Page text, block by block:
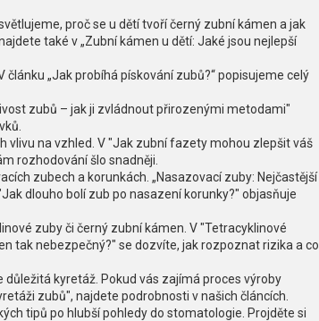
proč se u dětí tvoří černý zubní kámen a jak
také v „Zubní kámen u dětí: Jaké jsou nejlepší
„Jak probíhá pískování zubů?“ popisujeme celý
zubů – jak ji zvládnout přirozenými metodami"
vlivu na vzhled. V "Jak zubní fazety mohou zlepšit váš
rozhodování šlo snadněji.
zubech a korunkách. „Nasazovací zuby: Nejčastější
dlouho bolí zub po nasazení korunky?" objasňuje
zuby či černý zubní kámen. V "Tetracyklinové
tak nebezpečný?" se dozvíte, jak rozpoznat rizika a co
kyretáž. Pokud vás zajímá proces výroby
zubů", najdete podrobnosti v našich článcích.
tipů po hlubší pohledy do stomatologie. Projděte si